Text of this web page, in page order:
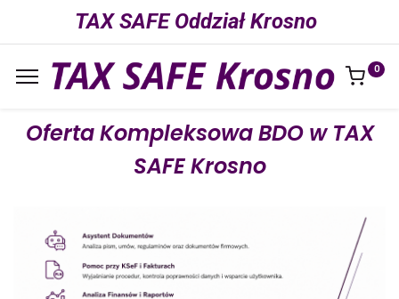
TAX SAFE Oddział Krosno
0
Oferta Kompleksowa BDO w TAX
SAFE Krosno